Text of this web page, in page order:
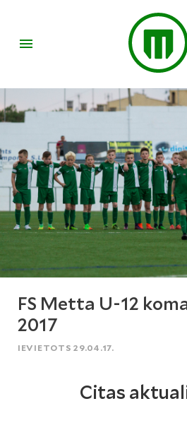
FS Metta U-12
2017
IEVIETOTS 29.04.17.
Citas